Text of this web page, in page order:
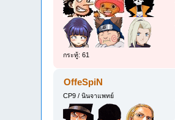
กระทู้: 61
OffeSpiN
CP9 / นินจาแพทย์